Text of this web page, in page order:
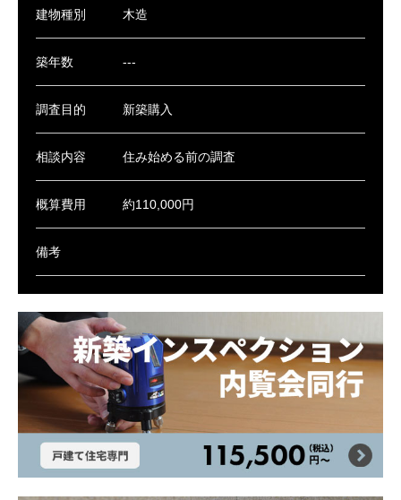
建物種別 木造
築年数 ---
調査目的 新築購入
相談内容 住み始める前の調査
概算費用 約110,000円
備考